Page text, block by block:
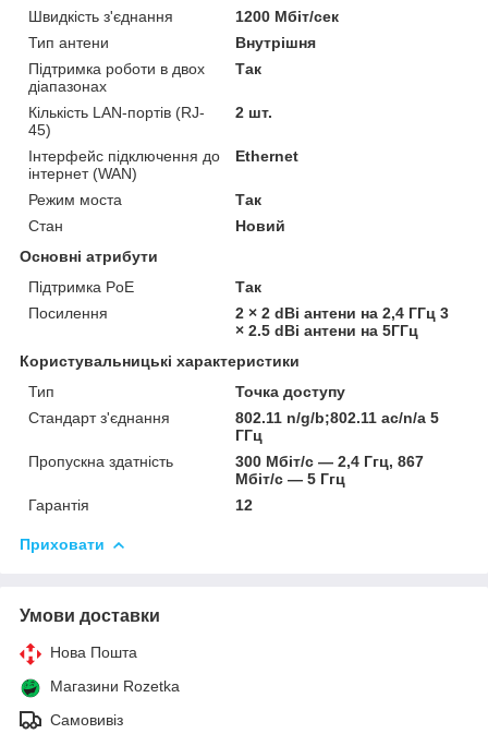
Швидкість з'єднання
1200 Мбіт/сек
Тип антени
Внутрішня
Підтримка роботи в двох
діапазонах
Так
Кількість LAN-портів (RJ-
45)
2 шт.
Інтерфейс підключення до
інтернет (WAN)
Ethernet
Режим моста
Так
Стан
Новий
Основні атрибути
Підтримка PoE
Так
Посилення
2 × 2 dBi антени на 2,4 ГГц 3
× 2.5 dBi антени на 5ГГц
Користувальницькі характеристики
Тип
Точка доступу
Стандарт з'єднання
802.11 n/g/b;802.11 ac/n/a 5
ГГц
Пропускна здатність
300 Мбіт/с — 2,4 Ггц, 867
Мбіт/с — 5 Ггц
Гарантія
12
Приховати
Умови доставки
Нова Пошта
Магазини Rozetka
Самовивіз